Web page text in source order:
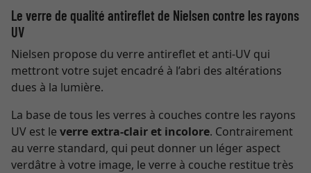
Le verre de qualité antireflet de Nielsen contre les rayons
UV
Nielsen propose du verre antireflet et anti-UV qui
mettront votre sujet encadré à l’abri des altérations
dues à la lumière.
La base de tous les verres à couches contre les rayons
UV est le verre extra-clair et incolore. Contrairement
au verre standard, qui peut donner un léger aspect
verdâtre à votre image, le verre à couche restitue très